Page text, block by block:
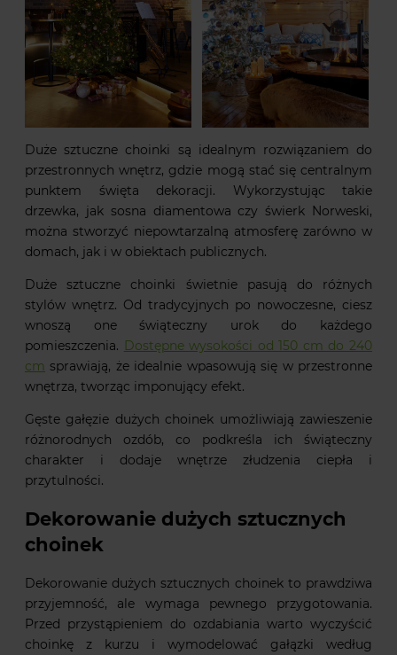
Duże sztuczne choinki są idealnym rozwiązaniem do
przestronnych wnętrz, gdzie mogą stać się centralnym
punktem święta dekoracji. Wykorzystując takie
drzewka, jak sosna diamentowa czy świerk Norweski,
można stworzyć niepowtarzalną atmosferę zarówno w
domach, jak i w obiektach publicznych.
Duże sztuczne choinki świetnie pasują do różnych
stylów wnętrz. Od tradycyjnych po nowoczesne, ciesz
wnoszą one świąteczny urok do każdego
pomieszczenia. Dostępne wysokości od 150 cm do 240
cm sprawiają, że idealnie wpasowują się w przestronne
wnętrza, tworząc imponujący efekt.
Gęste gałęzie dużych choinek umożliwiają zawieszenie
różnorodnych ozdób, co podkreśla ich świąteczny
charakter i dodaje wnętrze złudzenia ciepła i
przytulności.
Dekorowanie dużych sztucznych
choinek
Dekorowanie dużych sztucznych choinek to prawdziwa
przyjemność, ale wymaga pewnego przygotowania.
Przed przystąpieniem do ozdabiania warto wyczyścić
choinkę z kurzu i wymodelować gałązki według